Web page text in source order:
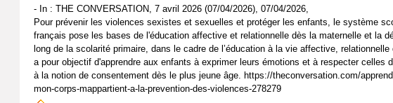
- In : THE CONVERSATION, 7 avril 2026 (07/04/2026), 07/04/2026,
Pour prévenir les violences sexistes et sexuelles et protéger les enfants, le système
français pose les bases de l'éducation affective et relationnelle dès la maternelle et la
long de la scolarité primaire, dans le cadre de l’éducation à la vie affective,
a pour objectif d'apprendre aux enfants à exprimer leurs émotions et à respecter celles
à la notion de consentement dès le plus jeune âge. https://theconversation.com/
mon-corps-mappartient-a-la-prevention-des-violences-278279